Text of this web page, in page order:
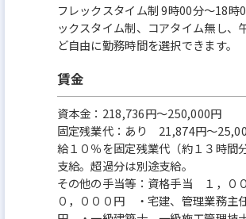
フレックスタイム制 9時00分〜18時
ックスタイム制、コアタイム無し、
ど自由に勤務時間を選択できます。
賃金
資本金：218,736円〜250,000円
固定残業代：あり 21,874円～
給１０％を固定残業代（約１３時間
支給。超過分は別途支給。
その他の手当等：資格手当 １，０
０，０００円 ・宅建、管理業務